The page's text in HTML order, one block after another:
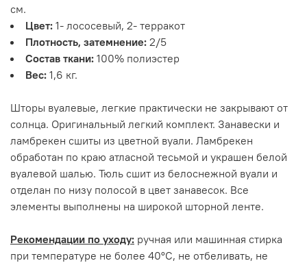
см.
Цвет: 1- лососевый, 2- терракот
Плотность, затемнение: 2/5
Состав ткани: 100% полиэстер
Вес: 1,6 кг.
Шторы вуалевые, легкие практически не закрывают от
солнца. Оригинальный легкий комплект. Занавески и
ламбрекен сшиты из цветной вуали. Ламбрекен
обработан по краю атласной тесьмой и украшен белой
вуалевой шалью. Тюль сшит из белоснежной вуали и
отделан по низу полосой в цвет занавесок. Все
элементы выполнены на широкой шторной ленте.
Рекомендации по уходу: ручная или машинная стирка
при температуре не более 40°С, не отбеливать, не